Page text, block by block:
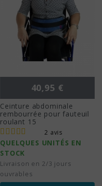
Prix
40,95 €
Ceinture abdominale
rembourrée pour fauteuil
roulant 15
2 avis
QUELQUES UNITÉS EN
STOCK
Livraison en 2/3 jours
ouvrables